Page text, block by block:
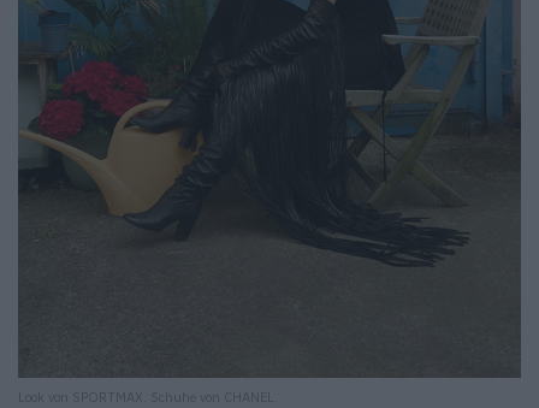
Look von SPORTMAX. Schuhe von CHANEL.